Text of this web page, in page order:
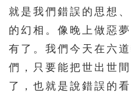
就是我們錯誤的思想
的幻相。像晚上做惡
有了。我們今天在六
們，只要能把世出世
了，也就是說錯誤的